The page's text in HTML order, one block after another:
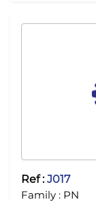
Ref :J017
Family : PN